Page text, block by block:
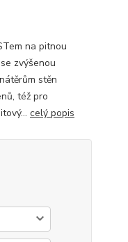
na pitnou
zvýšenou
stěn
též pro
celý popis